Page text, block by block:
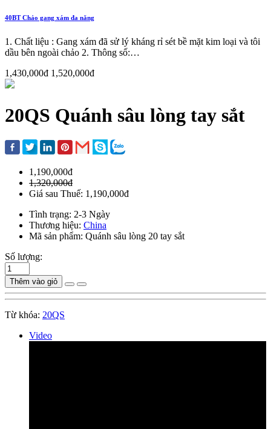
40BT Chảo gang xám đa năng
1. Chất liệu : Gang xám đã sử lý kháng rỉ sét bề mặt kim loại và tôi
dầu bên ngoài chảo 2. Thông số:…
1,430,000đ 1,520,000đ
20QS Quánh sâu lòng tay sắt
1,190,000đ
1,320,000đ
Giá sau Thuế: 1,190,000đ
Tình trạng: 2-3 Ngày
Thương hiệu: China
Mã sản phẩm: Quánh sâu lòng 20 tay sắt
Số lượng:
Thêm vào giỏ
Từ khóa: 20QS
Video